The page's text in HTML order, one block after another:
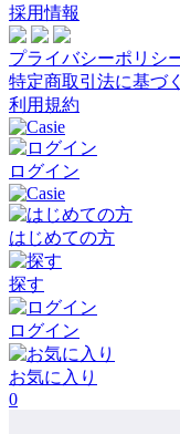
採用情報
プライバシーポリシ
特定商取引法に基づ
利用規約
ログイン
はじめての方
探す
ログイン
お気に入り
0